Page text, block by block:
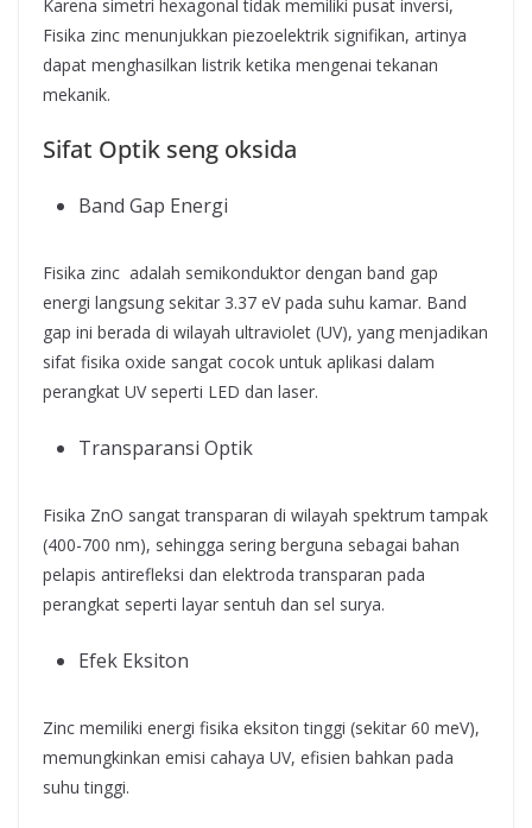
Karena simetri hexagonal tidak memiliki pusat inversi,
Fisika zinc menunjukkan piezoelektrik signifikan, artinya
dapat menghasilkan listrik ketika mengenai tekanan
mekanik.
Sifat Optik seng oksida
Band Gap Energi
Fisika zinc adalah semikonduktor dengan band gap
energi langsung sekitar 3.37 eV pada suhu kamar. Band
gap ini berada di wilayah ultraviolet (UV), yang menjadikan
sifat fisika oxide sangat cocok untuk aplikasi dalam
perangkat UV seperti LED dan laser.
Transparansi Optik
Fisika ZnO sangat transparan di wilayah spektrum tampak
(400-700 nm), sehingga sering berguna sebagai bahan
pelapis antirefleksi dan elektroda transparan pada
perangkat seperti layar sentuh dan sel surya.
Efek Eksiton
Zinc memiliki energi fisika eksiton tinggi (sekitar 60 meV),
memungkinkan emisi cahaya UV, efisien bahkan pada
suhu tinggi.